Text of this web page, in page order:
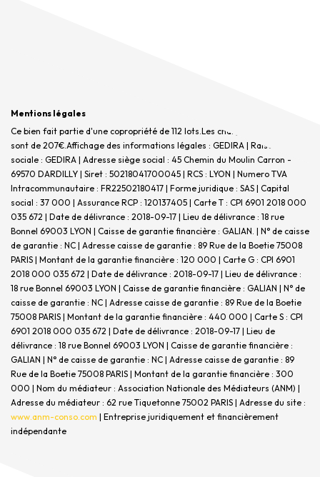
Mentions légales
Ce bien fait partie d'une copropriété de 112 lots.Les charges annuelles
sont de 207€. Affichage des informations légales : GEDIRA | Raison
sociale : GEDIRA | Adresse siège social : 45 Chemin du Moulin Carron -
69570 DARDILLY | Siret : 50218041700045 | RCS : LYON | Numero TVA
Intracommunautaire : FR22502180417 | Forme juridique : SAS | Capital
social : 37 000 | Assurance RCP : 120137405 | Carte T : CPI 6901 2018 000
035 672 | Date de délivrance : 2018-09-17 | Lieu de délivrance : 18 rue
Bonnel 69003 LYON | Caisse de garantie financière : GALIAN. | N° de caisse
de garantie : NC | Adresse caisse de garantie : 89 Rue de la Boetie 75008
PARIS | Montant de la garantie financière : 120 000 | Carte G : CPI 6901
2018 000 035 672 | Date de délivrance : 2018-09-17 | Lieu de délivrance :
18 rue Bonnel 69003 LYON | Caisse de garantie financière : GALIAN | N° de
caisse de garantie : NC | Adresse caisse de garantie : 89 Rue de la Boetie
75008 PARIS | Montant de la garantie financière : 440 000 | Carte S : CPI
6901 2018 000 035 672 | Date de délivrance : 2018-09-17 | Lieu de
délivrance : 18 rue Bonnel 69003 LYON | Caisse de garantie financière :
GALIAN | N° de caisse de garantie : NC | Adresse caisse de garantie : 89
Rue de la Boetie 75008 PARIS | Montant de la garantie financière : 300
000 | Nom du médiateur : Association Nationale des Médiateurs (ANM) |
Adresse du médiateur : 62 rue Tiquetonne 75002 PARIS | Adresse du site :
www.anm-conso.com | Entreprise juridiquement et financièrement
indépendante